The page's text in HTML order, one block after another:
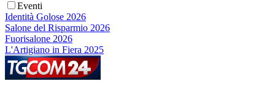
Eventi
Identità Golose 2026
Salone del Risparmio 2026
Fuorisalone 2026
L'Artigiano in Fiera 2025